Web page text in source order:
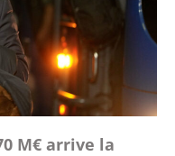
M€ arrive la